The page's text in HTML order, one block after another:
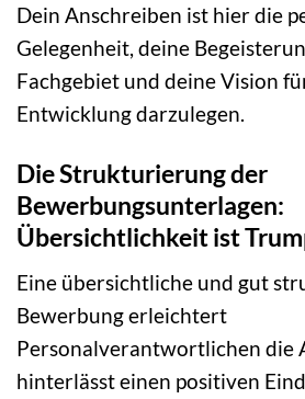
Dein Anschreiben ist hier die
Gelegenheit, deine
Fachgebiet und deine Vision
Entwicklung darzulegen.
Die Strukturierung der
Bewerbungsunterlagen:
Übersichtlichkeit ist
Eine übersichtliche und gut
Bewerbung erleichtert
Personalverantwortlichen die
hinterlässt einen positiven